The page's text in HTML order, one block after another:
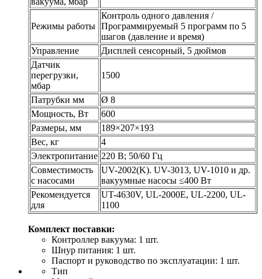
Режимы работы
Контроль одного давления /
Программируемый 5 программ по 5
шагов (давление и время)
Управление
Дисплей сенсорный, 5 дюймов
Датчик
перегрузки,
мбар
1500
Патрубки мм
Ø 8
Мощность, Вт
600
Размеры, мм
189×207×193
Вес, кг
4
Электропитание 220 В; 50/60 Гц
Совместимость
с насосами
UV-2002(K). UV-3013, UV-1010 и др.
вакуумные насосы ≤400 Вт
Рекомендуется
для
UT-4630V, UL-2000E, UL-2200, UL-
1100
Комплект поставки:
Контроллер вакуума: 1 шт.
Шнур питания: 1 шт.
Паспорт и руководство по эксплуатации: 1 шт.
Тип